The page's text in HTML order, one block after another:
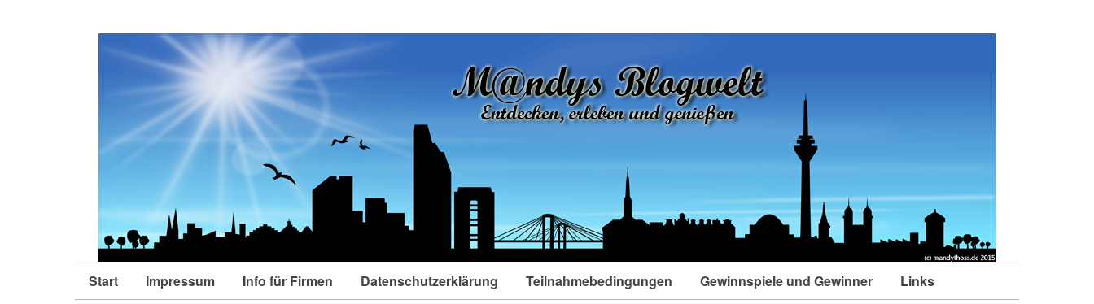
Start Impressum Info für Firmen Datenschutzerklärung Teilnahmebedingungen Gewinnspiele und Gewinner Links